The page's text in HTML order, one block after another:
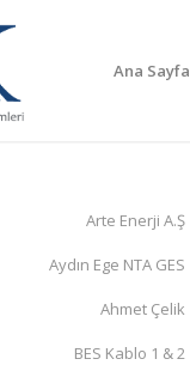
Ana Sayfa
Arte Enerji A.Ş
Aydın Ege NTA GES
Ahmet Çelik
BES Kablo 1 & 2